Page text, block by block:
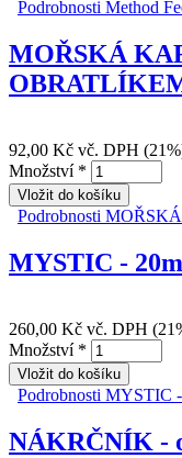
Podrobnosti Method
MOŘSKÁ
92,00 Kč vč. DPH
Množství *
Podrobnosti
MYSTIC -
260,00 Kč vč. DPH
Množství *
Podrobnosti MYSTIC
NÁKRČNÍK -